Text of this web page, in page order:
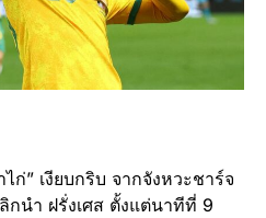
ก่” เงียบกริบ จากจังหวะชาร์จ
กนำ ฝรั่งเศส ตั้งแต่นาทีที่ 9